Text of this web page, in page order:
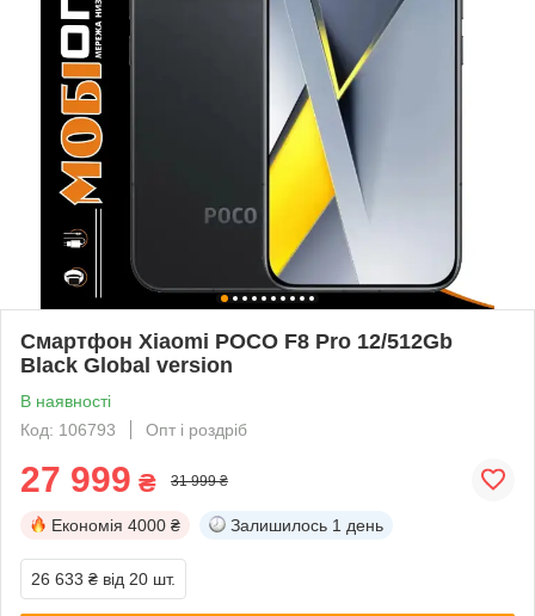
Смартфон Xiaomi POCO F8 Pro 12/512Gb
Black Global version
В наявності
Код: 106793
Опт і роздріб
27 999 ₴ 31 999 ₴
Економія 4000 ₴ Залишилось 1 день
26 633 ₴ від 20 шт.